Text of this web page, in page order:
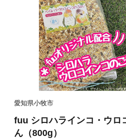
愛知県小牧市
fuu シロハラインコ・ウロ
ん（800g）